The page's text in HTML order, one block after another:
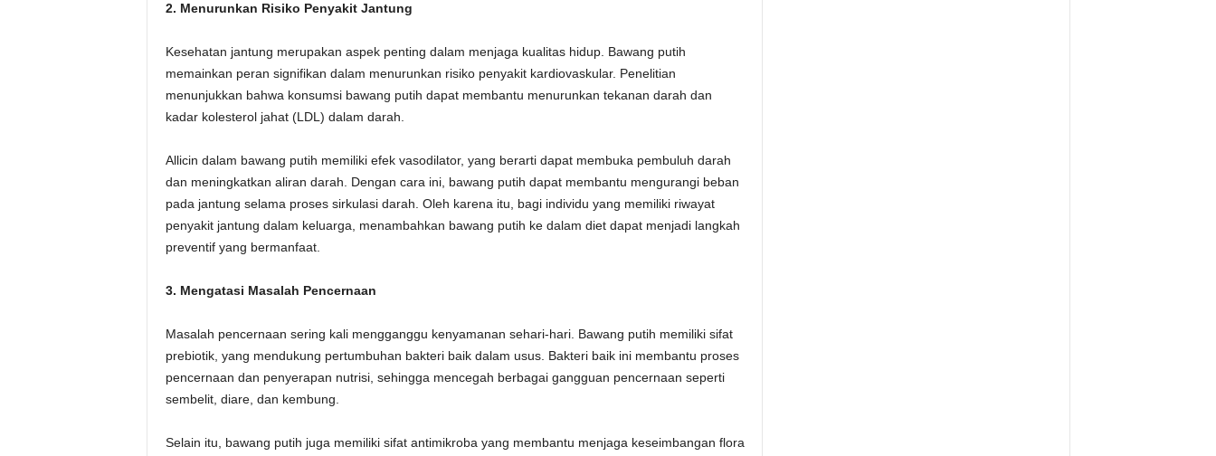
2. Menurunkan Risiko Penyakit Jantung
Kesehatan jantung merupakan aspek penting dalam menjaga kualitas hidup. Bawang putih
memainkan peran signifikan dalam menurunkan risiko penyakit kardiovaskular. Penelitian
menunjukkan bahwa konsumsi bawang putih dapat membantu menurunkan tekanan darah dan
kadar kolesterol jahat (LDL) dalam darah.
Allicin dalam bawang putih memiliki efek vasodilator, yang berarti dapat membuka pembuluh darah
dan meningkatkan aliran darah. Dengan cara ini, bawang putih dapat membantu mengurangi beban
pada jantung selama proses sirkulasi darah. Oleh karena itu, bagi individu yang memiliki riwayat
penyakit jantung dalam keluarga, menambahkan bawang putih ke dalam diet dapat menjadi langkah
preventif yang bermanfaat.
3. Mengatasi Masalah Pencernaan
Masalah pencernaan sering kali mengganggu kenyamanan sehari-hari. Bawang putih memiliki sifat
prebiotik, yang mendukung pertumbuhan bakteri baik dalam usus. Bakteri baik ini membantu proses
pencernaan dan penyerapan nutrisi, sehingga mencegah berbagai gangguan pencernaan seperti
sembelit, diare, dan kembung.
Selain itu, bawang putih juga memiliki sifat antimikroba yang membantu menjaga keseimbangan flora